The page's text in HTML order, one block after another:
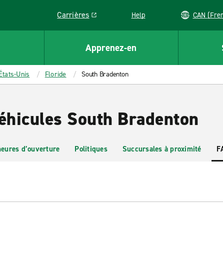
Carrières
Link opens in a new window
Help CAN
Apprenez-en
Unis Floride South Bradenton
South Bradenton
d’ouverture Politiques Succursales à proximité